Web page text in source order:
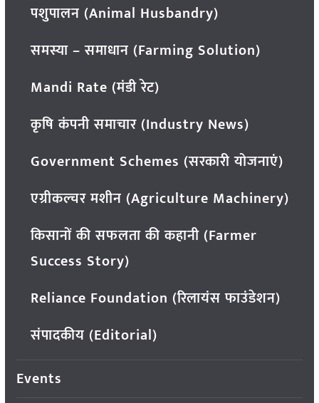
पशुपालन (Animal Husbandry)
समस्या – समाधान (Farming Solution)
Mandi Rate (मंडी रेट)
कृषि कंपनी समाचार (Industry News)
Government Schemes (सरकारी योजनाएं)
एग्रीकल्चर मशीन (Agriculture Machinery)
किसानों की सफलता की कहानी (Farmer
Success Story)
Reliance Foundation (रिलायंस फाउंडेशन)
संपादकीय (Editorial)
Events